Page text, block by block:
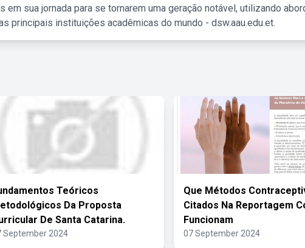
sua jornada para se tornarem uma geração notável, utilizando
principais instituições acadêmicas do mundo - dsw.aau.edu.et.
Teóricos
Da Proposta
De Santa Catarina.
September 2024
Que Métodos
Citados Na Reportagem
Funcionam
07 September 2024